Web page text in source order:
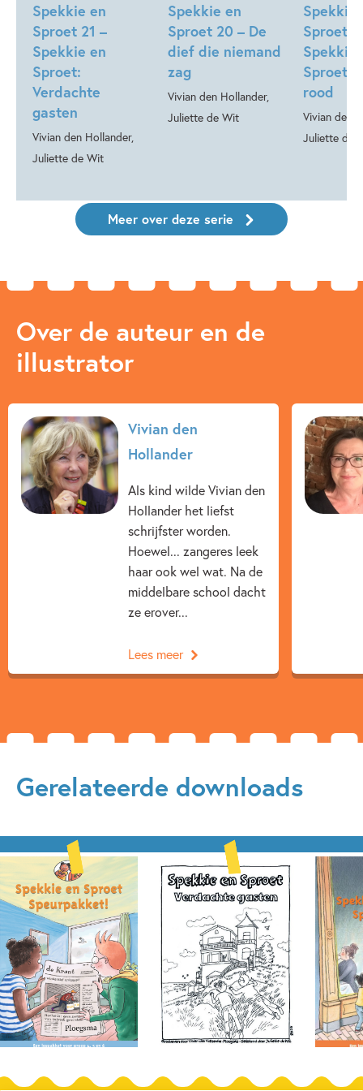
Spekkie en
Sproet 21 –
Spekkie en
Sproet:
Verdachte
gasten
Vivian den Hollander,
Juliette de Wit
Spekkie en
Sproet 20 – De
dief die niemand
zag
Vivian den Hollander,
Juliette de Wit
Spekkie
Sproet
Spekkie
Sproet:
rood
Vivian den
Juliette de
Meer over deze serie
Over de auteur en de
illustrator
Vivian den
Hollander
Als kind wilde Vivian den
Hollander het liefst
schrijfster worden.
Hoewel... zangeres leek
haar ook wel wat. Na de
middelbare school dacht
ze erover...
Lees meer
Gerelateerde downloads